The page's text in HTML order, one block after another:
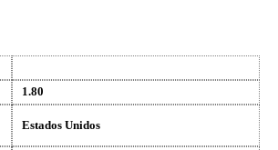
1.80
Estados Unidos